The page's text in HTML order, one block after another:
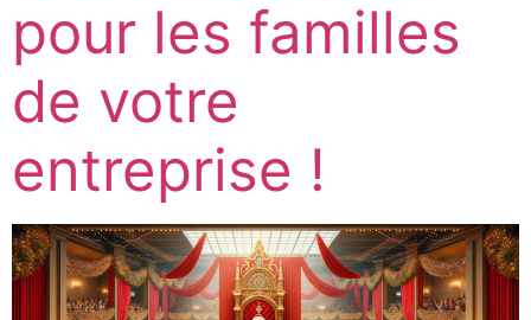
pour les familles
de votre
entreprise !